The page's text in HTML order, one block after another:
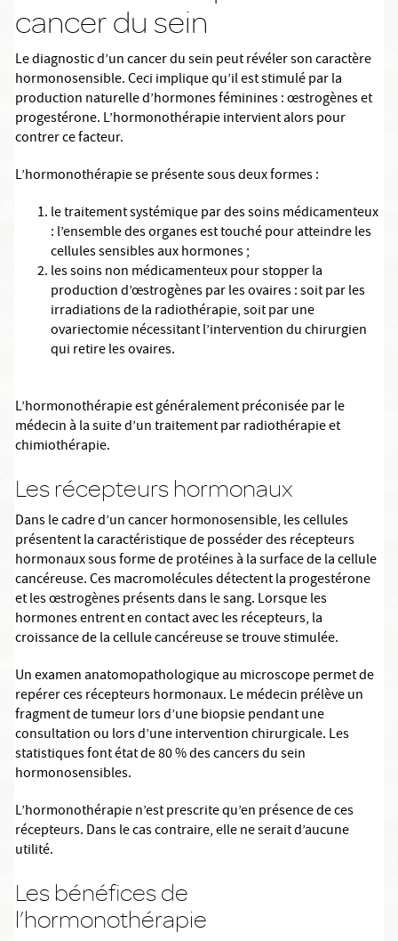
cancer du sein
Le diagnostic d’un cancer du sein peut révéler son caractère
hormonosensible. Ceci implique qu’il est stimulé par la
production naturelle d’hormones féminines : œstrogènes et
progestérone. L’hormonothérapie intervient alors pour
contrer ce facteur.
L’hormonothérapie se présente sous deux formes :
le traitement systémique par des soins médicamenteux
: l’ensemble des organes est touché pour atteindre les
cellules sensibles aux hormones ;
les soins non médicamenteux pour stopper la
production d’œstrogènes par les ovaires : soit par les
irradiations de la radiothérapie, soit par une
ovariectomie nécessitant l’intervention du chirurgien
qui retire les ovaires.
L’hormonothérapie est généralement préconisée par le
médecin à la suite d’un traitement par radiothérapie et
chimiothérapie.
Les récepteurs hormonaux
Dans le cadre d’un cancer hormonosensible, les cellules
présentent la caractéristique de posséder des récepteurs
hormonaux sous forme de protéines à la surface de la cellule
cancéreuse. Ces macromolécules détectent la progestérone
et les œstrogènes présents dans le sang. Lorsque les
hormones entrent en contact avec les récepteurs, la
croissance de la cellule cancéreuse se trouve stimulée.
Un examen anatomopathologique au microscope permet de
repérer ces récepteurs hormonaux. Le médecin prélève un
fragment de tumeur lors d’une biopsie pendant une
consultation ou lors d’une intervention chirurgicale. Les
statistiques font état de 80 % des cancers du sein
hormonosensibles.
L’hormonothérapie n’est prescrite qu’en présence de ces
récepteurs. Dans le cas contraire, elle ne serait d’aucune
utilité.
Les bénéfices de
l’hormonothérapie